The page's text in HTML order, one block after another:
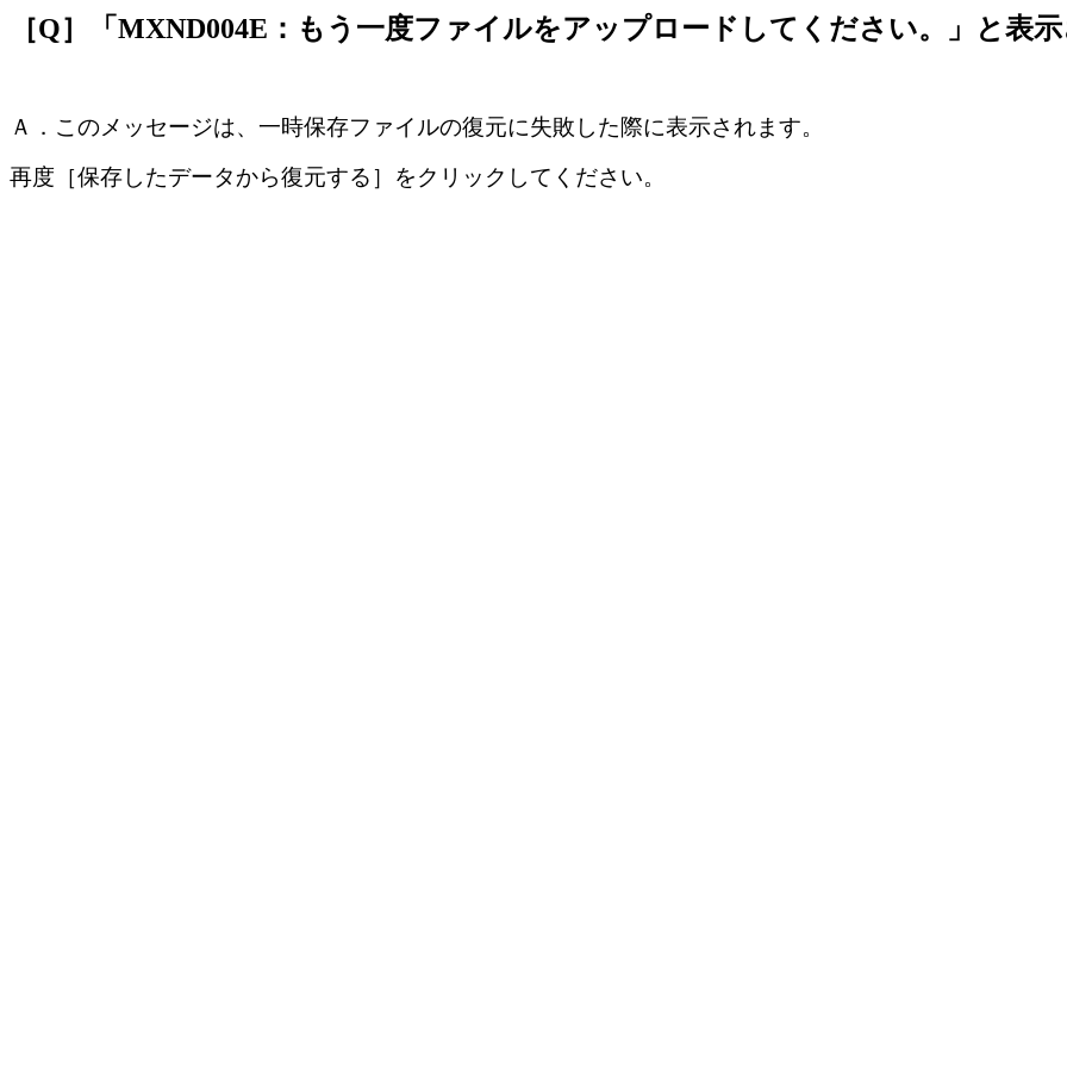
［Q］「MXND004E：もう一度ファイルをアップロードしてください。」と表示
Ａ．このメッセージは、一時保存ファイルの復元に失敗した際に表示されます。
再度［保存したデータから復元する］をクリックしてください。